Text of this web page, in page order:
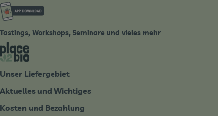
Externer Link zu https://www.biobote-
Tastings, Workshops, Seminare und vieles mehr
Externer Link zu https://place2bio.de/
Unser Liefergebiet
Aktuelles und Wichtiges
Kosten und Bezahlung